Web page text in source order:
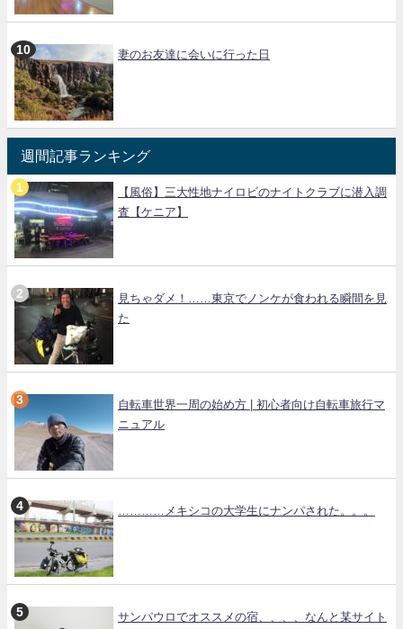
妻のお友達に会いに行った日
週間記事ランキング
【風俗】三大性地ナイロビのナイトクラブに潜入調
査【ケニア】
見ちゃダメ！……東京でノンケが食われる瞬間を見
た
自転車世界一周の始め方 | 初心者向け自転車旅行マ
ニュアル
…………メキシコの大学生にナンパされた。。。
サンパウロでオススメの宿、、、、なんと某サイト